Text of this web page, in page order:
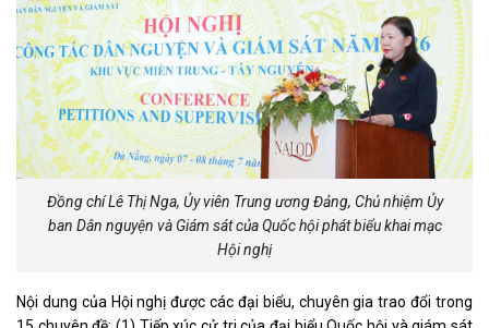
Đồng chíLê Thị Nga, Ủy viên Trung ương Đảng, Chủ nhiệm Ủy
ban Dân nguyện và Giám sát của Quốc hội phát biểu khai mạc
Hội nghị
Nội dung của Hội nghị được các đại biểu, chuyên gia trao đổi trong